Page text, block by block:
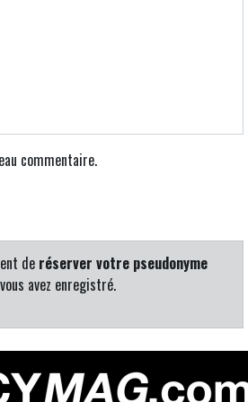
commentaire.
de réserver votre pseudonyme
avez enregistré.